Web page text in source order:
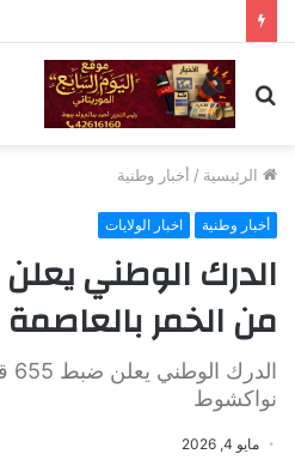
بحث
عن
الرئيسية / أخبار وطنية
أخبار وطنية اخبار الولايات
من الخمر
نواكشوط
مايو 4, 2026